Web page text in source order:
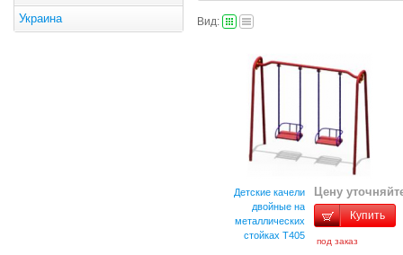
Украина
Вид:
Детские качели
двойные на
металлических
стойках T405
Цену
Купить
под заказ